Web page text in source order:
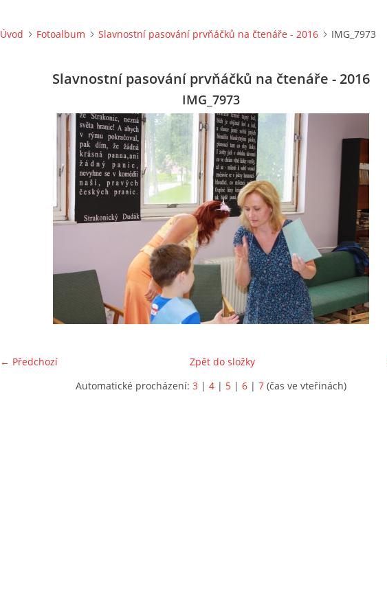
Úvod Fotoalbum Slavnostní pasování prvňáčků na čtenáře - 2016 IMG_7973
Slavnostní pasování prvňáčků na čtenáře - 2016
IMG_7973
← Předchozí
Zpět do složky
Automatické procházení: 3 | 4 | 5 | 6 | 7 (čas ve vteřinách)